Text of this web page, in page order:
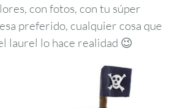
con fotos, con tu súper
preferido, cualquier cosa que
laurel lo hace realidad 😉